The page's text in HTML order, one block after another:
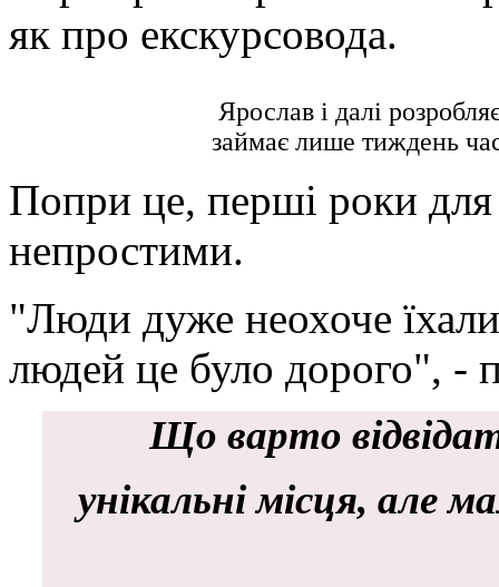
як про екскурсовода.
Ярослав і далі
займає лише тиждень
Попри це, перші роки
непростими.
"Люди дуже неохоче
людей це було дорого", -
Що варто
унікальні місця, але